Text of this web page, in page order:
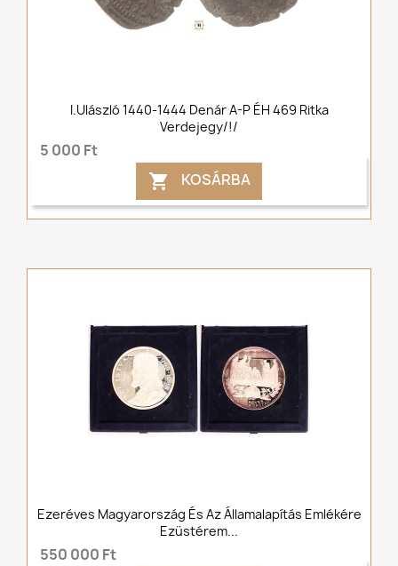
I.Ulászló 1440-1444 Denár A-P ÉH 469 Ritka
Verdejegy/!/
5 000 Ft
 KOSÁRBA
Ezeréves Magyarország És Az Államalapítás Emlékére
Ezüstérem...
550 000 Ft